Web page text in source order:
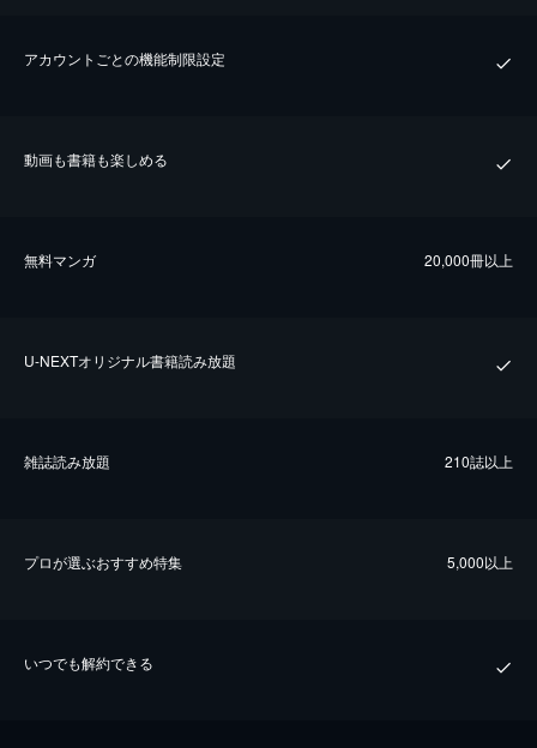
アカウントごとの機能制限設定
動画も書籍も楽しめる
無料マンガ 20,000冊以上
U-NEXTオリジナル書籍読み放題
雑誌読み放題 210誌以上
プロが選ぶおすすめ特集 5,000以上
いつでも解約できる